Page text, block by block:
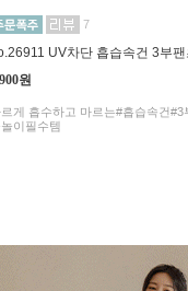
7
UV차단 흡습속건 3부팬
원
르게 흡수하고 마르는#흡습속건#3
놀이필수템